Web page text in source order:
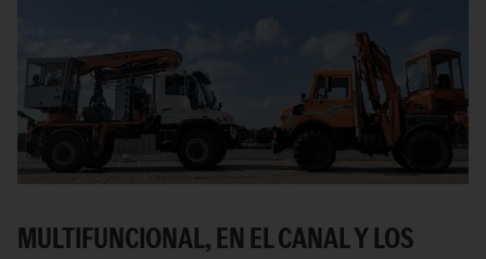
MULTIFUNCIONAL, EN EL CANAL Y LOS